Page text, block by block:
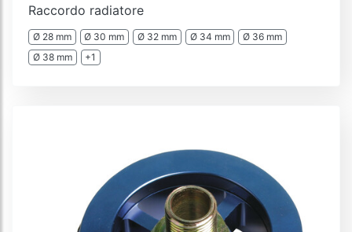
Raccordo radiatore
Ø 28 mm Ø 30 mm Ø 32 mm Ø 34 mm
Ø 36 mm
Ø 38 mm
+1